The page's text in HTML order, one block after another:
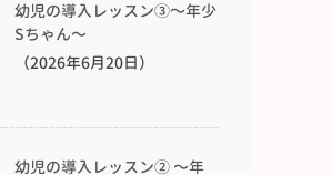
幼児の導入レッスン③〜年少
Sちゃん〜
（2026年6月20日）
幼児の導入レッスン② 〜年